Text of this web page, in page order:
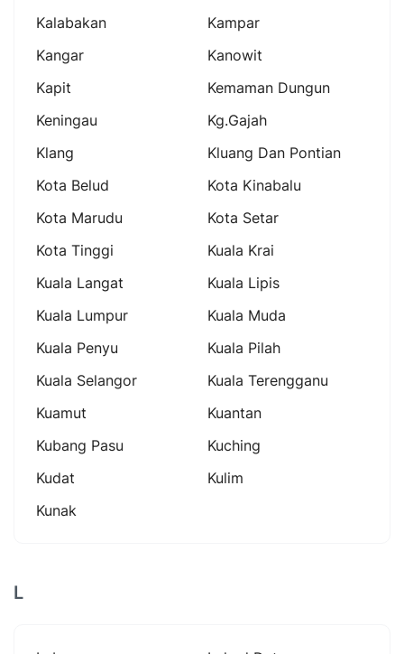
Kalabakan
Kampar
Kangar
Kanowit
Kapit
Kemaman Dungun
Keningau
Kg.gajah
Klang
Kluang Dan Pontian
Kota Belud
Kota Kinabalu
Kota Marudu
Kota Setar
Kota Tinggi
Kuala Krai
Kuala Langat
Kuala Lipis
Kuala Lumpur
Kuala Muda
Kuala Penyu
Kuala Pilah
Kuala Selangor
Kuala Terengganu
Kuamut
Kuantan
Kubang Pasu
Kuching
Kudat
Kulim
Kunak
L